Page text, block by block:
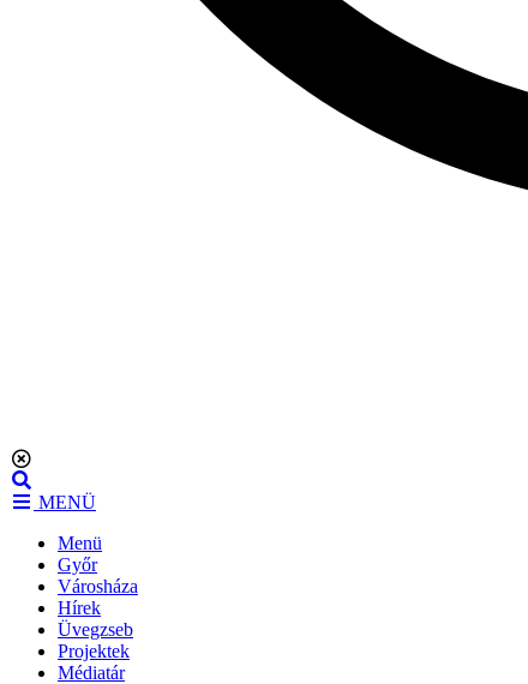
Ugrás
a
MENÜ
Menü
Győr
Városháza
Hírek
Üvegzseb
Projektek
Médiatár